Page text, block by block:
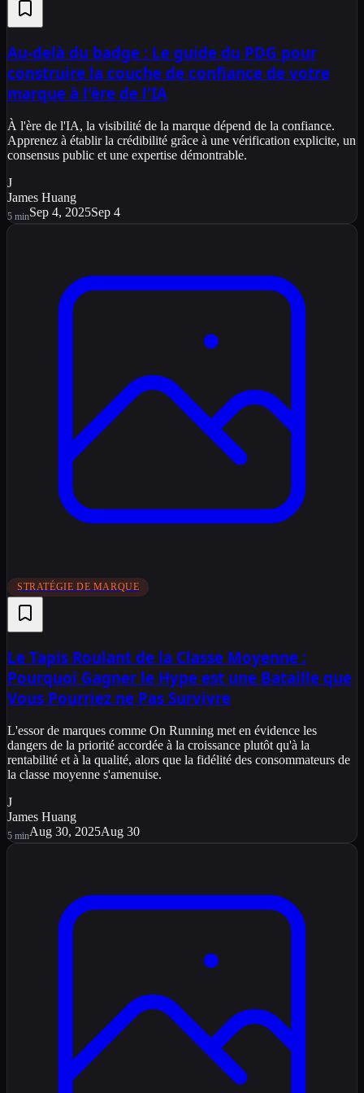
Au-delà du badge : Le guide du PDG pour
construire la couche de confiance de votre
marque à l'ère de l'IA
À l'ère de l'IA, la visibilité de la marque dépend de la confiance.
Apprenez à établir la crédibilité grâce à une vérification explicite, un
consensus public et une expertise démontrable.
J
James Huang
5 minSep 4, 2025Sep 4
STRATÉGIE DE MARQUE
Le Tapis Roulant de la Classe Moyenne :
Pourquoi Gagner le Hype est une Bataille que
Vous Pourriez ne Pas Survivre
L'essor de marques comme On Running met en évidence les
dangers de la priorité accordée à la croissance plutôt qu'à la
rentabilité et à la qualité, alors que la fidélité des consommateurs de
la classe moyenne s'amenuise.
J
James Huang
5 minAug 30, 2025Aug 30